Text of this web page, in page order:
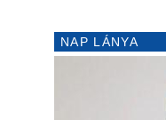
NAP LÁNYA